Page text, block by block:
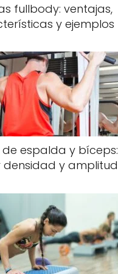
fullbody: ventajas,
y ejemplos
de espalda y bíceps:
y amplitud